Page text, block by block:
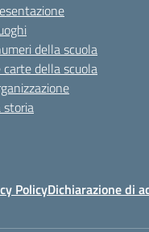
della scuola
carte della scuola
storia
PolicyDichiarazione di